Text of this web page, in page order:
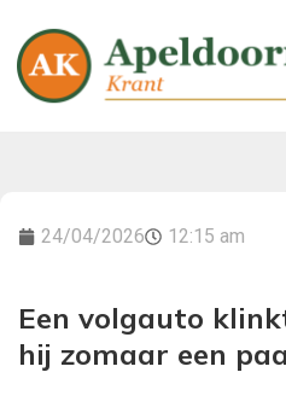
24/04/2026 12:15 am
Een volgauto
hij zomaar een